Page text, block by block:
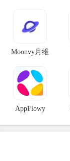
Moonvy月维
AppFlowy